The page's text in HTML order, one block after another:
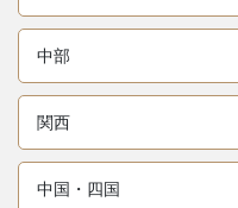
中部
関西
中国・四国